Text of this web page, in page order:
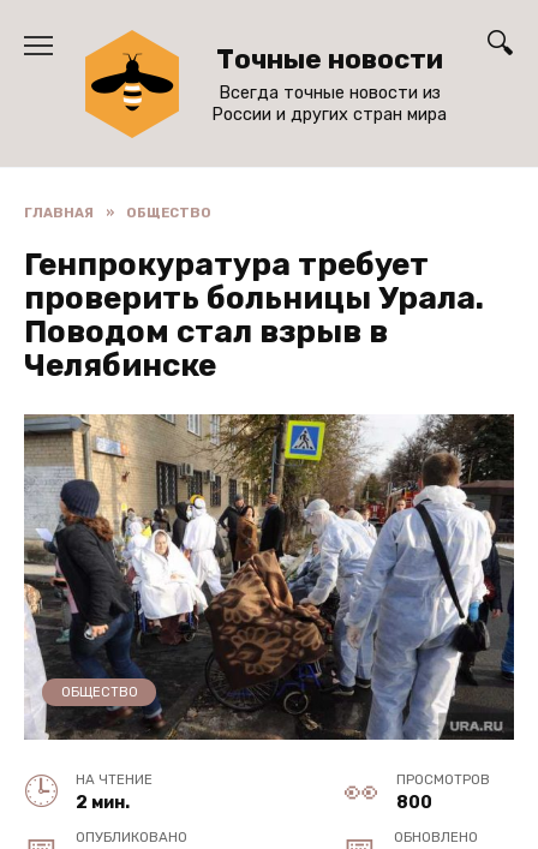
содержанию
Точные новости
Всегда точные новости из
России и других стран мира
ГЛАВНАЯ » ОБЩЕСТВО
Генпрокуратура требует
проверить больницы Урала.
Поводом стал взрыв в
Челябинске
ОБЩЕСТВО
НА ЧТЕНИЕ
2 мин.
ПРОСМОТРОВ
800
ОПУБЛИКОВАНО ОБНОВЛЕНО